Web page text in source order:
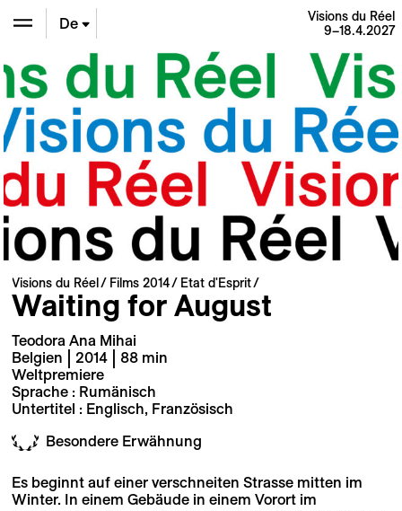
En
De
Fr
Visions du Réel
9–18.4.2027
Visions du Réel Films 2014 Etat d'Esprit
Waiting for August
Teodora Ana Mihai
Belgien | 2014 | 88 min
Weltpremiere
Sprache : Rumänisch
Untertitel : Englisch, Französisch
Besondere Erwähnung
Es beginnt auf einer verschneiten Strasse mitten im
Winter. In einem Gebäude in einem Vorort im